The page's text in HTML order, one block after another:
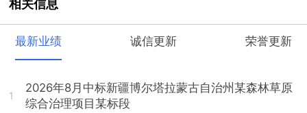
相关信息
最新业绩 诚信更新 荣誉更新
1
2026年8月中标新疆博尔塔拉蒙古自治州某森林草原
综合治理项目某标段